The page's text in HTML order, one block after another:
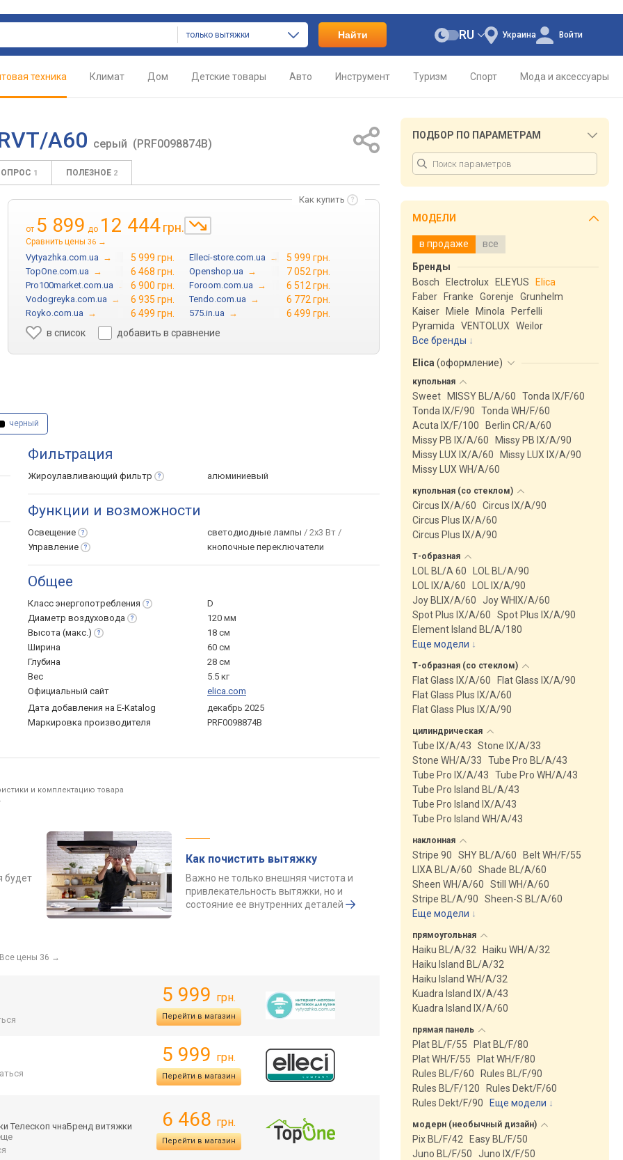
только вытяжки Найти Украина
RU Войти
техника Климат Дом Детские товары Авто Инструмент Туризм Спорт Мода и аксессуары
A60 серый (PRF0098874B)
1 ПОЛЕЗНОЕ 2
Как купить
от 5 899 до 12 444грн.
Сравнить цены 36 →
Vytyazhka.com.ua → 5 999 грн. Elleci-store.com.ua → 5 999 грн.
TopOne.com.ua → 6 468 грн. Openshop.ua → 7 052 грн.
Pro100market.com.ua → 6 900 грн. Foroom.com.ua → 6 512 грн.
Vodogreyka.com.ua → 6 935 грн. Tendo.com.ua → 6 772 грн.
Royko.com.ua → 6 499 грн. 575.in.ua →
6 499 грн.
в список
добавить в сравнение
черный
Фильтрация
Жироулавливающий фильтр алюминиевый
Функции и возможности
Освещение светодиодные лампы / 2x3 Вт /
Управление
кнопочные переключатели
Общее
Класс энергопотребления
D
Диаметр воздуховода
120 мм
Высота (макс.)
18 см
Ширина
60 см
Глубина
28 см
Вес
5.5 кг
Официальный сайт
elica.com
Дата добавления на E-Katalog
декабрь 2025
Маркировка производителя
PRF0098874B
и комплектацию товара
будет
Как почистить вытяжку
Важно не только внешняя чистота и
привлекательность вытяжки, но и
состояние ее внутренних деталей
Все цены 36 →
5 999 грн.
Перейти в магазин
5 999 грн.
Перейти в магазин
Телескоп чнаБренд витяжки
6 468 грн.
Перейти в магазин
ПОДБОР ПО ПАРАМЕТРАМ
МОДЕЛИ
в продаже все
Бренды
Bosch
Electrolux ELEYUS
Elica
Faber
Franke Gorenje
Grunhelm
Kaiser
Miele Minola
Perfelli
Pyramida
VENTOLUX
Weilor
Все бренды
Elica (оформление)
купольная
Sweet MISSY BL/A/60
Tonda IX/F/60
Tonda IX/F/90
Tonda WH/F/60
Acuta IX/F/100
Berlin CR/A/60
Missy PB IX/A/60
Missy PB IX/A/90
Missy LUX IX/A/60
Missy LUX IX/A/90
Missy LUX WH/A/60
купольная (со стеклом)
Circus IX/A/60
Circus IX/A/90
Circus Plus IX/A/60
Circus Plus IX/A/90
Т-образная
LOL BL/A 60
LOL BL/A/90
LOL IX/A/60
LOL IX/A/90
Joy BLIX/A/60
Joy WHIX/A/60
Spot Plus IX/A/60
Spot Plus IX/A/90
Element Island BL/A/180
Еще модели ↓
Т-образная (со стеклом)
Flat Glass IX/A/60
Flat Glass IX/A/90
Flat Glass Plus IX/A/60
Flat Glass Plus IX/A/90
цилиндрическая
Tube IX/A/43
Stone IX/A/33
Stone WH/A/33
Tube Pro BL/A/43
Tube Pro IX/A/43
Tube Pro WH/A/43
Tube Pro Island BL/A/43
Tube Pro Island IX/A/43
Tube Pro Island WH/A/43
наклонная
Stripe 90 SHY BL/A/60
Belt WH/F/55
LIXA BL/A/60
Shade BL/A/60
Sheen WH/A/60
Still WH/A/60
Stripe BL/A/90
Sheen-S BL/A/60
Еще модели ↓
прямоугольная
Haiku BL/A/32
Haiku WH/A/32
Haiku Island BL/A/32
Haiku Island WH/A/32
Kuadra Island IX/A/43
Kuadra Island IX/A/60
прямая панель
Plat BL/F/55
Plat BL/F/80
Plat WH/F/55
Plat WH/F/80
Rules BL/F/60
Rules BL/F/90
Rules BL/F/120
Rules Dekt/F/60
Rules Dekt/F/90
Еще модели ↓
модерн (необычный дизайн)
Pix BL/F/42
Easy BL/F/50
Juno BL/F/50
Juno IX/F/50